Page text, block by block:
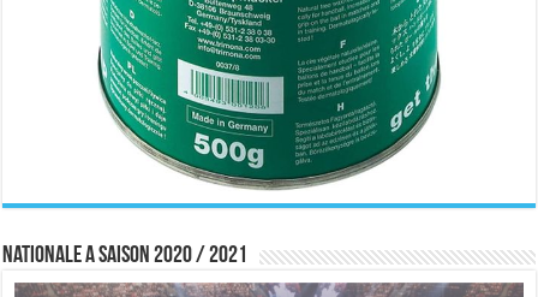
Nationale A saison 2020 / 2021